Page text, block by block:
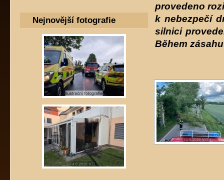
provedeno
k nebezpečí
silnici
Během
Nejnovější fotografie